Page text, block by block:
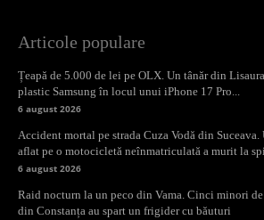
Articole populare
Țeapă de 5.000 de lei pe OLX. Un tânăr din
plastic Samsung în locul unui iPhone 17 Pro...
6 august 2026
Accident mortal pe strada Cuza Vodă din Suceava.
aflat pe o motocicletă neînmatriculată a murit la
6 august 2026
Raid nocturn la un peco din Vama. Cinci minori
din Constanța au spart un frigider cu băuturi